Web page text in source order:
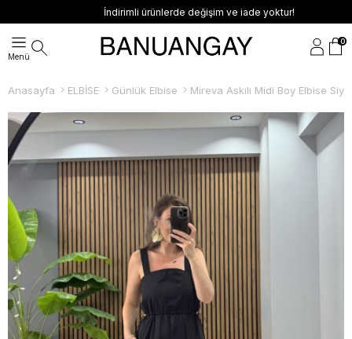
İndirimli ürünlerde değişim ve iade yoktur!
0
Anasayfa ELBİSE Günlük Elbise Mireva Askılı Midi Boy Elbise